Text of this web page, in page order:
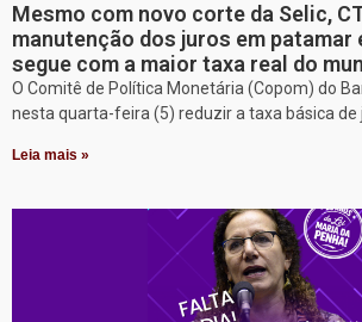
Mesmo com novo corte da Selic,
manutenção dos juros em patamar
segue com a maior taxa real do
O Comitê de Política Monetária (Copom) do
nesta quarta-feira (5) reduzir a taxa básica de
Leia mais »